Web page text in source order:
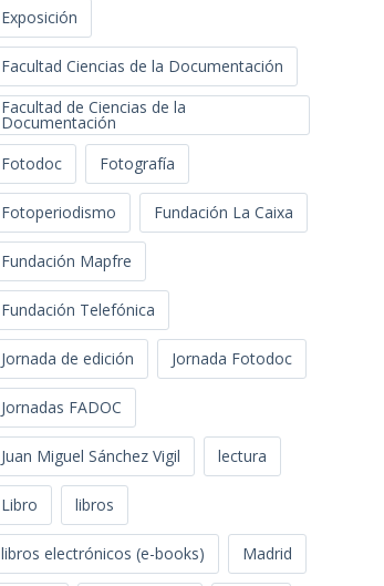
Exposición
Facultad Ciencias de la Documentación
Facultad de Ciencias de la
Documentación
Fotodoc
Fotografía
Fotoperiodismo Fundación La Caixa
Fundación Mapfre
Fundación Telefónica
Jornada de edición Jornada Fotodoc
Jornadas FADOC
Juan Miguel Sánchez Vigil lectura
Libro libros
libros electrónicos (e-books) Madrid